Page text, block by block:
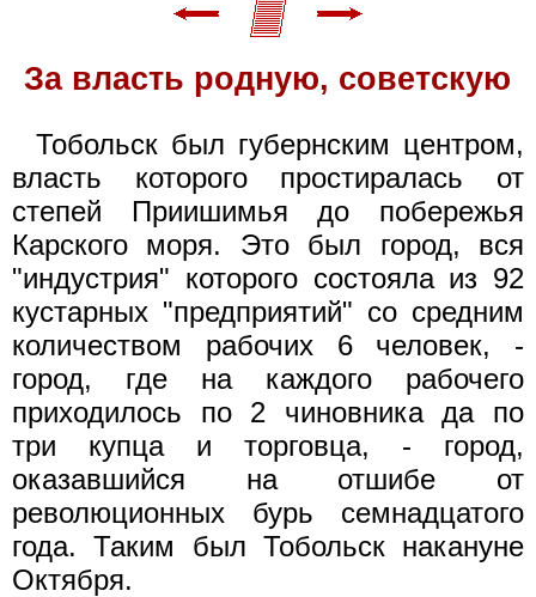
За власть родную, советскую
Тобольск был губернским центром,
власть которого простиралась от
степей Приишимья до побережья
Карского моря. Это был город, вся
"индустрия" которого состояла из 92
кустарных "предприятий" со средним
количеством рабочих 6 человек, -
город, где на каждого рабочего
приходилось по 2 чиновника да по
три купца и торговца, - город,
оказавшийся на отшибе от
революционных бурь семнадцатого
года. Таким был Тобольск накануне
Октября.